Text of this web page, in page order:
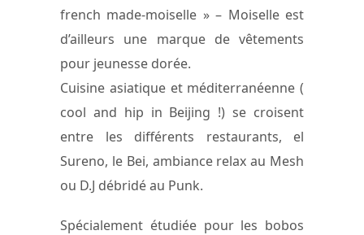
french made-moiselle » – Moiselle est
d’ailleurs une marque de vêtements
pour jeunesse dorée.
Cuisine asiatique et méditerranéenne (
cool and hip in Beijing !) se croisent
entre les différents restaurants, el
Sureno, le Bei, ambiance relax au Mesh
ou D.J débridé au Punk.
Spécialement étudiée pour les bobos